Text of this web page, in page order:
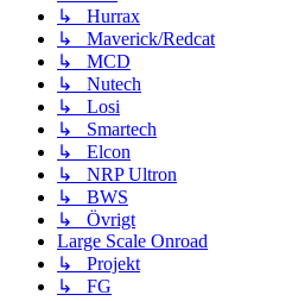
↳ Hurrax
↳ Maverick/Redcat
↳ MCD
↳ Nutech
↳ Losi
↳ Smartech
↳ Elcon
↳ NRP Ultron
↳ BWS
↳ Övrigt
Large Scale Onroad
↳ Projekt
↳ FG